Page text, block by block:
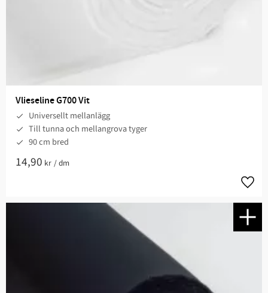
Vlieseline G700 Vit
Universellt mellanlägg
Till tunna och mellangrova tyger
90 cm bred
14,90 kr /dm